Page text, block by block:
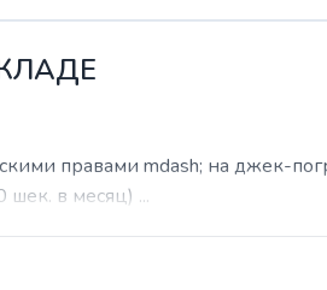
правами mdash; на джек-
шек. в месяц) ...